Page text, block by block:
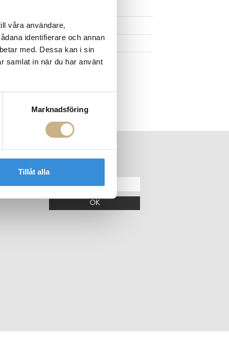
våra användare,
identifierare och annan
med. Dessa kan i sin
samlat in när du har använt
Marknadsföring
Tillåt alla
OK